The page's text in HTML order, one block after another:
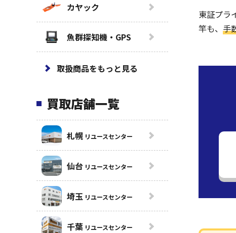
東証プラ
竿も、 手
カヤック
魚群探知機・GPS
取扱商品をもっと見る
買取店舗一覧
札幌 リユースセンター
仙台 リユースセンター
埼玉 リユースセンター
千葉 リユースセンター